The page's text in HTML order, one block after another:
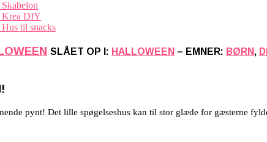
SLÅET OP I: HALLOWEEN – EMNER: BØRN ,
pynt! Det lille spøgelseshus kan til stor glæde for gæsterne